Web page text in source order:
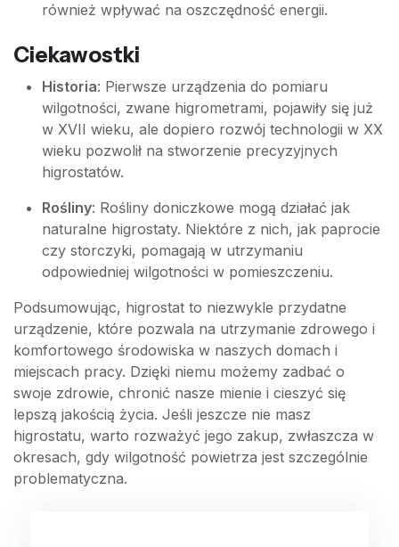
również wpływać na oszczędność energii.
Ciekawostki
Historia: Pierwsze urządzenia do pomiaru
wilgotności, zwane higrometrami, pojawiły się już
w XVII wieku, ale dopiero rozwój technologii w XX
wieku pozwolił na stworzenie precyzyjnych
higrostatów.
Rośliny: Rośliny doniczkowe mogą działać jak
naturalne higrostaty. Niektóre z nich, jak paprocie
czy storczyki, pomagają w utrzymaniu
odpowiedniej wilgotności w pomieszczeniu.
Podsumowując, higrostat to niezwykle przydatne
urządzenie, które pozwala na utrzymanie zdrowego i
komfortowego środowiska w naszych domach i
miejscach pracy. Dzięki niemu możemy zadbać o
swoje zdrowie, chronić nasze mienie i cieszyć się
lepszą jakością życia. Jeśli jeszcze nie masz
higrostatu, warto rozważyć jego zakup, zwłaszcza w
okresach, gdy wilgotność powietrza jest szczególnie
problematyczna.